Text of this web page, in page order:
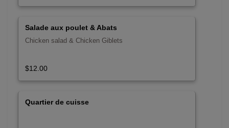
Salade aux poulet & Abats
Chicken salad & Chicken Giblets
$12.00
Quartier de cuisse